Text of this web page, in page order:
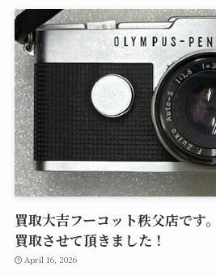
買取大吉フーコット秩父店です
買取させて頂きました！
April 16, 2026